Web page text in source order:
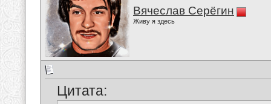
Вячеслав Серёгин
Живу я здесь
Цитата: